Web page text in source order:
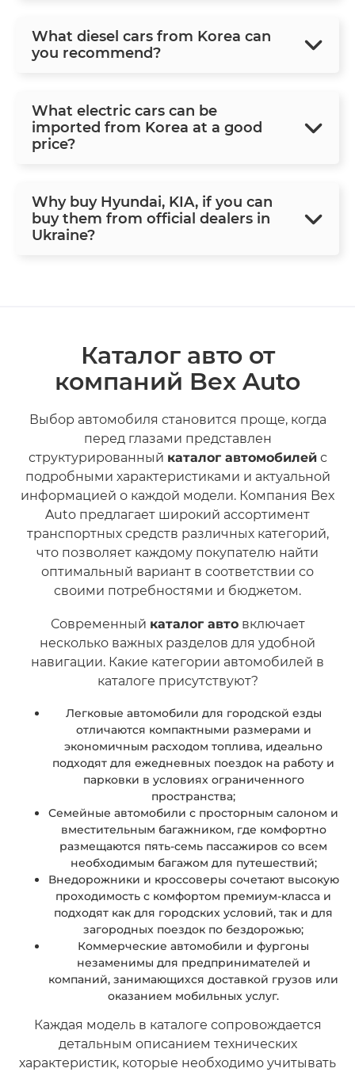
What diesel cars from Korea can
you recommend?
What electric cars can be
imported from Korea at a good
price?
Why buy Hyundai, KIA, if you can
buy them from official dealers in
Ukraine?
Каталог авто от
компаний Bex Auto
Выбор автомобиля становится проще, когда
перед глазами представлен
структурированный каталог автомобилейс
подробными характеристиками и актуальной
информацией о каждой модели. Компания Bex
Auto предлагает широкий ассортимент
транспортных средств различных категорий,
что позволяет каждому покупателю найти
оптимальный вариант в соответствии со
своими потребностями и бюджетом.
Современный каталог автовключает
несколько важных разделов для удобной
навигации. Какие категории автомобилей в
каталоге присутствуют?
Легковые автомобили для городской езды
отличаются компактными размерами и
экономичным расходом топлива, идеально
подходят для ежедневных поездок на работу и
парковки в условиях ограниченного
пространства;
Семейные автомобили с просторным салоном и
вместительным багажником, где комфортно
размещаются пять-семь пассажиров со всем
необходимым багажом для путешествий;
Внедорожники и кроссоверы сочетают высокую
проходимость с комфортом премиум-класса и
подходят как для городских условий, так и для
загородных поездок по бездорожью;
Коммерческие автомобили и фургоны
незаменимы для предпринимателей и
компаний, занимающихся доставкой грузов или
оказанием мобильных услуг.
Каждая модель в каталоге сопровождается
детальным описанием технических
характеристик, которые необходимо учитывать